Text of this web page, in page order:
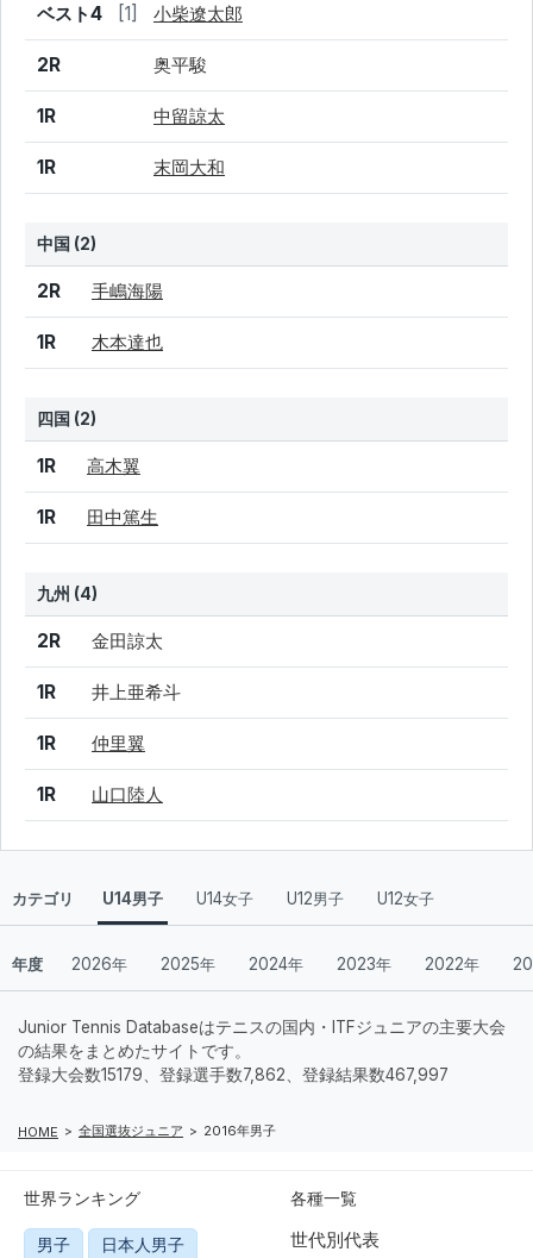
結果 シード 選手名
ベスト4 [1] 小柴遼太郎
2R 奥平駿
1R 中留諒太
1R 末岡大和
中国 (2)
結果 シード 選手名
2R 手嶋海陽
1R 木本達也
四国 (2)
結果 シード
1R 高木翼
1R 田中篤生
九州 (4)
結果 シード 選手名
2R 金田諒太
1R 井上亜希斗
1R 仲里翼
1R 山口陸人
カテゴリ U14男子 U14女子 U12男子 U12女子
年度 2026年 2025年 2024年 2023年 2022年
Junior Tennis Databaseはテニスの国内・ITFジュニアの主要大会
の結果をまとめたサイトです。
登録大会数15179、登録選手数7,862、登録結果数467,997
HOME 全国選抜ジュニア 2016年男子
世界ランキング
男子 日本人男子
各種一覧
世代別代表